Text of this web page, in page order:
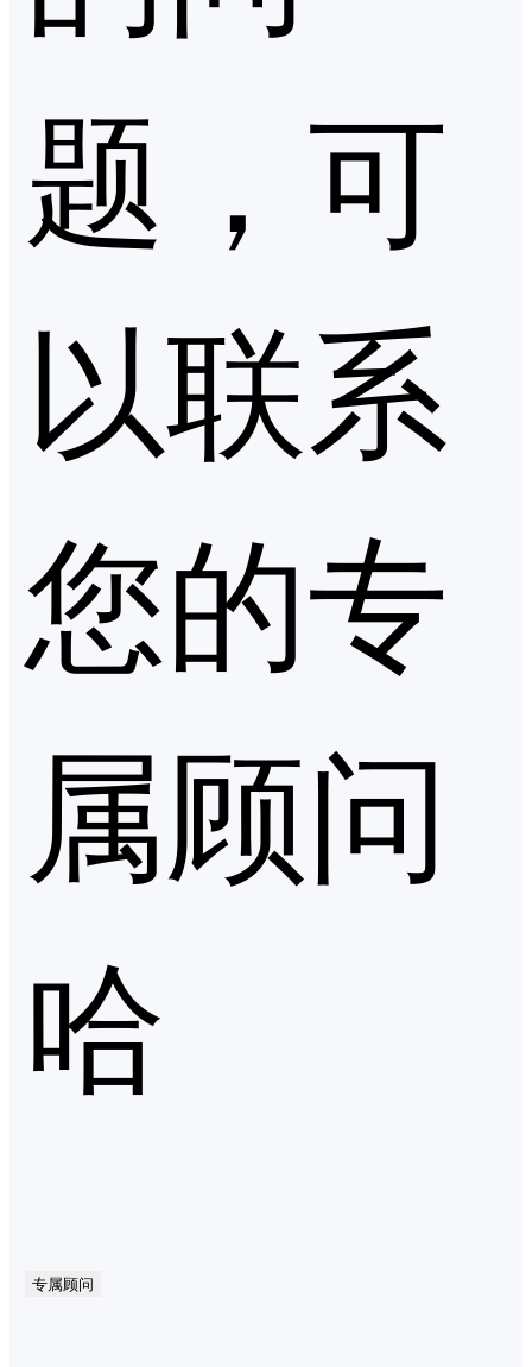
题，可
以联系
您的专
属顾问
哈
专属顾问